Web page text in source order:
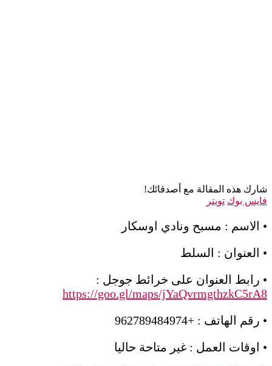
شارك هذه المقالة مع أصدقائك!
فايس بوك تويتر
• الاسم : مسبح ونادي اوسكار
• العنوان : السلط
• رابط العنوان على خرائط جوجل :
https://goo.gl/maps/jYaQvrmgthzkC5rA8
• رقم الهاتف : +962789484974
• اوقات العمل : غير متاحة حاليا